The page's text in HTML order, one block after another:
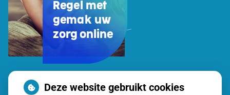
Uw
Regel met
gemak uw
zorg online
Deze website gebruikt cookies